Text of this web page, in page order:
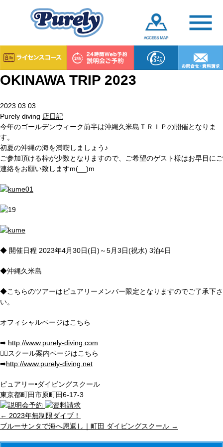
OKINAWA TRIP 2023
2023.03.03
Purely diving 店日記
今年のゴールデンウィーク前半は沖縄久米島ＴＲＩＰの開催となりま
す。
初夏の沖縄の海を満喫しましょう♪
ご参加頂ける枠が少数となりますので、ご希望のゲスト様はお早目にご
連絡をお願い致しますm(__)m
◆ 開催日程 2023年4月30日(日)～5月3日(祝水) 3泊4日
◆沖縄久米島
◆こちらのツアーはピュアリーメンバー限定となりますのでご了承下さ
い。
オフィシャルページはこちら
➡︎ http://www.purely-diving.com
💁‍♂️スクール案内ページはこちら
➡︎http://www.purely-diving.net
ピュアリー•ダイビングスクール
東京都町田市原町田6-17-3
← 2023年無制限ダイブ！
ブルーサンタで海へ恩返し｜町田 ダイビングスクール →